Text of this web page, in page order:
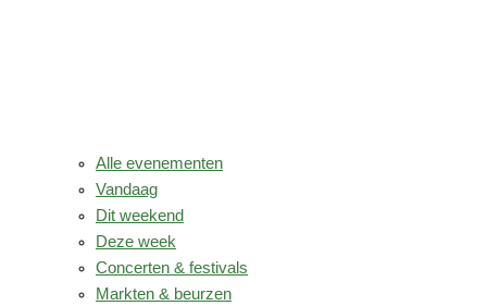
Alle evenementen
Vandaag
Dit weekend
Deze week
Concerten & festivals
Markten & beurzen